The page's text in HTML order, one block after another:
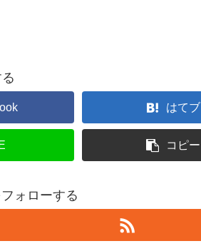
はてブ
コピー
ォローする